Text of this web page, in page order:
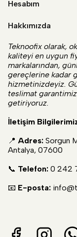
Hesabım
Hakkımızda
Teknoofix olarak,
kaliteyi en uygun
markalarından,
gereçlerine kadar
hizmetinizdeyiz.
teslimat
getiriyoruz.
İletişim
📍 Adres: Sorgun
Antalya, 07600
📞 Telefon: 0 242
📧 E-posta: